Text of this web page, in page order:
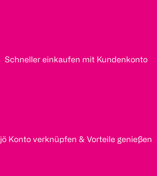
Schneller einkaufen mit Kundenkonto
jö Konto verknüpfen & Vorteile genießen